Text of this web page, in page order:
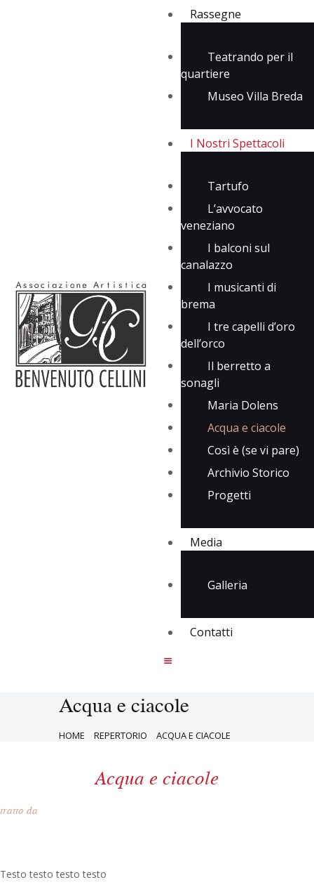
Rassegne
Teatrando per il
quartiere
Museo Villa Breda
I Nostri Spettacoli
Tartufo
L’avvocato
veneziano
I balconi sul
canalazzo
I musicanti di
brema
I tre capelli d’oro
dell’orco
Il berretto a
sonagli
Maria Dolens
Acqua e ciacole
Così è (se vi pare)
Archivio Storico
Progetti
Media
Galleria
Contatti
Acqua e ciacole
HOME REPERTORIO ACQUA E CIACOLE
I Nostri Spettacoli
Acqua e ciacole
tratto da
Testo testo testo testo